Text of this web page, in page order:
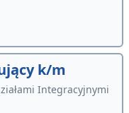
k/m
Integracyjnymi